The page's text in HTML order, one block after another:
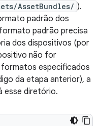
AssetBundles/ ).
padrão dos
padrão precisa
dos dispositivos (por
não for
especificados
da etapa anterior), a
esse diretório.